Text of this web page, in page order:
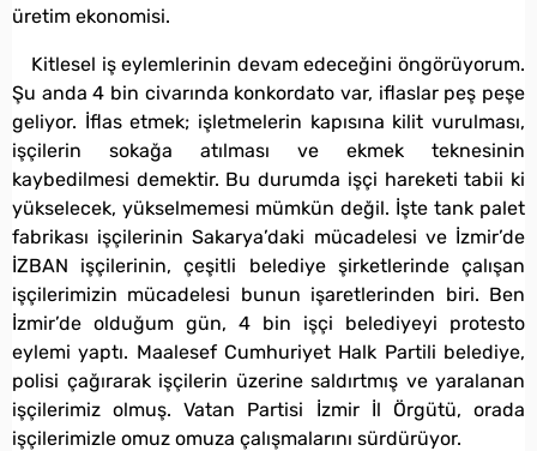
üretim ekonomisi.
Kitlesel iş eylemlerinin devam edeceğini öngörüyorum.
Şu anda 4 bin civarında konkordato var, iflaslar peş peşe
geliyor. İflas etmek; işletmelerin kapısına kilit vurulması,
işçilerin sokağa atılması ve ekmek teknesinin
kaybedilmesi demektir. Bu durumda işçi hareketi tabii ki
yükselecek, yükselmemesi mümkün değil. İşte tank palet
fabrikası işçilerinin Sakarya’daki mücadelesi ve İzmir’de
İZBAN işçilerinin, çeşitli belediye şirketlerinde çalışan
işçilerimizin mücadelesi bunun işaretlerinden biri. Ben
İzmir’de olduğum gün, 4 bin işçi belediyeyi protesto
eylemi yaptı. Maalesef Cumhuriyet Halk Partili belediye,
polisi çağırarak işçilerin üzerine saldırtmış ve yaralanan
işçilerimiz olmuş. Vatan Partisi İzmir İl Örgütü, orada
işçilerimizle omuz omuza çalışmalarını sürdürüyor.